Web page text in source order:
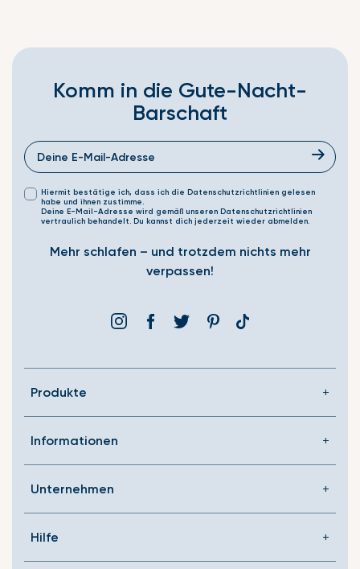
Komm in die Gute-Nacht-
Barschaft
Hiermit bestätige ich, dass ich die Datenschutzrichtlinien gelesen
habe und ihnen zustimme.
Deine E-Mail-Adresse wird gemäß unseren Datenschutzrichtlinien
vertraulich behandelt. Du kannst dich jederzeit wieder abmelden.
Mehr schlafen – und trotzdem nichts mehr
verpassen!
InstagramFacebookÞjórsárdenPinterestTranslation
Produkte
Informationen
Unternehmen
Hilfe